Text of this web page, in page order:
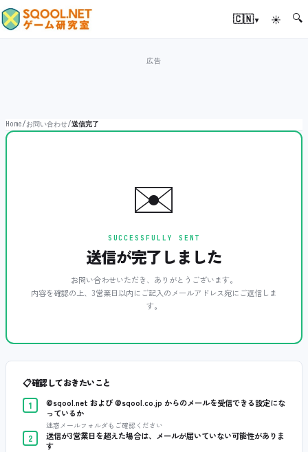
🇨🇳▾ ☀ 🔍
Home/お問い合わせ/送信完了
✉️
SUCCESSFULLY SENT
送信が完了しました
お問い合わせいただき、ありがとうございます。
内容を確認の上、3営業日以内にご記入のメールアドレス宛にご返信しま
す。
📋確認しておきたいこと
1
@sqool.net および @sqool.co.jp からのメールを受信できる設定にな
っているか
迷惑メールフォルダもご確認ください
2
送信が3営業日を超えた場合は、メールが届いていない可能性がありま
す